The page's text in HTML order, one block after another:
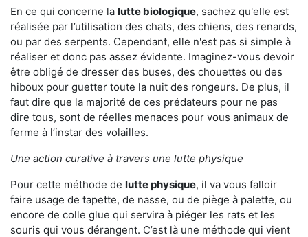
En ce qui concerne la lutte biologique, sachez qu'elle est
réalisée par l’utilisation des chats, des chiens, des renards,
ou par des serpents. Cependant, elle n'est pas si simple à
réaliser et donc pas assez évidente. Imaginez-vous devoir
être obligé de dresser des buses, des chouettes ou des
hiboux pour guetter toute la nuit des rongeurs. De plus, il
faut dire que la majorité de ces prédateurs pour ne pas
dire tous, sont de réelles menaces pour vous animaux de
ferme à l’instar des volailles.
Une action curative à travers une lutte physique
Pour cette méthode de lutte physique, il va vous falloir
faire usage de tapette, de nasse, ou de piège à palette, ou
encore de colle glue qui servira à piéger les rats et les
souris qui vous dérangent. C’est là une méthode qui vient